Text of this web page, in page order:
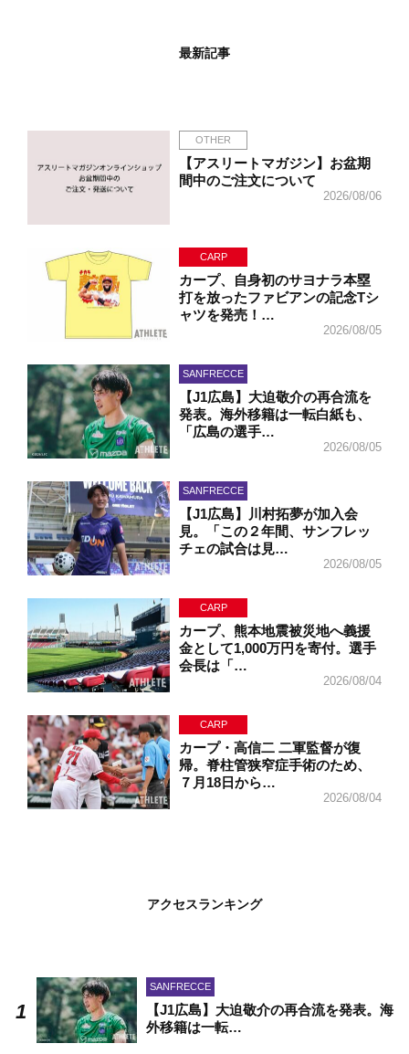
最新記事
OTHER
【アスリートマガジン】お盆期
間中のご注文について
2026/08/06
CARP
カープ、自身初のサヨナラ本塁
打を放ったファビアンの記念Tシ
ャツを発売！…
2026/08/05
SANFRECCE
【J1広島】大迫敬介の再合流を
発表。海外移籍は一転白紙も、
「広島の選手…
2026/08/05
SANFRECCE
【J1広島】川村拓夢が加入会
見。「この２年間、サンフレッ
チェの試合は見…
2026/08/05
CARP
カープ、熊本地震被災地へ義援
金として1,000万円を寄付。選手
会長は「…
2026/08/04
CARP
カープ・高信二 二軍監督が復
帰。脊柱管狭窄症手術のため、
７月18日から…
2026/08/04
アクセスランキング
SANFRECCE
【J1広島】大迫敬介の再合流を発表。海
外移籍は一転…